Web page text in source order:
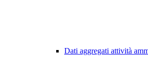
Dati aggregati attività